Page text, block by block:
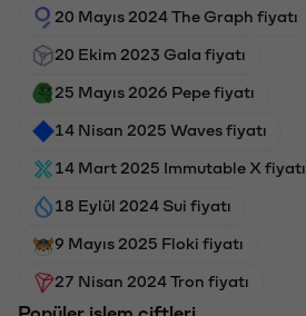
20 Mayıs 2024 The Graph fiyatı
20 Ekim 2023 Gala fiyatı
25 Mayıs 2026 Pepe fiyatı
14 Nisan 2025 Waves fiyatı
14 Mart 2025 Immutable X fiyatı
18 Eylül 2024 Sui fiyatı
9 Mayıs 2025 Floki fiyatı
27 Nisan 2024 Tron fiyatı